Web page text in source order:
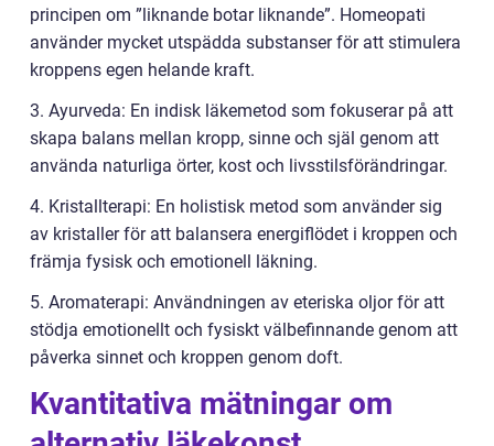
principen om ”liknande botar liknande”. Homeopati
använder mycket utspädda substanser för att stimulera
kroppens egen helande kraft.
3. Ayurveda: En indisk läkemetod som fokuserar på att
skapa balans mellan kropp, sinne och själ genom att
använda naturliga örter, kost och livsstilsförändringar.
4. Kristallterapi: En holistisk metod som använder sig
av kristaller för att balansera energiflödet i kroppen och
främja fysisk och emotionell läkning.
5. Aromaterapi: Användningen av eteriska oljor för att
stödja emotionellt och fysiskt välbefinnande genom att
påverka sinnet och kroppen genom doft.
Kvantitativa mätningar om